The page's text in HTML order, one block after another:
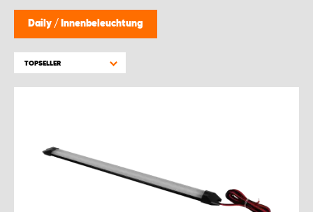
Daily / Innenbeleuchtung
TOPSELLER